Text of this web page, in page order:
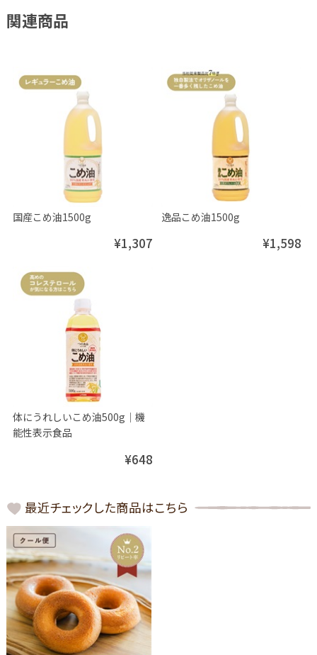
関連商品
国産こめ油1500g
¥1,307
逸品こめ油1500g
¥1,598
体にうれしいこめ油500g│機
能性表示食品
¥648
最近チェックした商品はこちら